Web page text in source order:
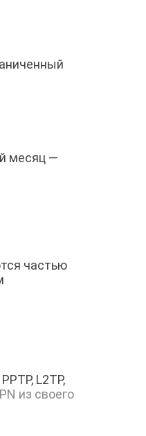
месяц —
частью
L2TP,
из своего